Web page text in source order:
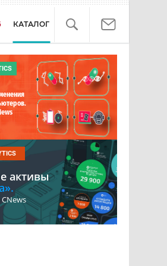
КАТАЛОГ
активы